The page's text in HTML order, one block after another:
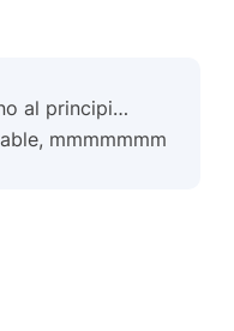
al principi…
mmmmmmm